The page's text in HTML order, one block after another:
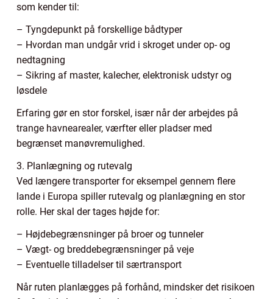
som kender til:
– Tyngdepunkt på forskellige bådtyper
– Hvordan man undgår vrid i skroget under op- og
nedtagning
– Sikring af master, kalecher, elektronisk udstyr og
løsdele
Erfaring gør en stor forskel, især når der arbejdes på
trange havnearealer, værfter eller pladser med
begrænset manøvremulighed.
3. Planlægning og rutevalg
Ved længere transporter for eksempel gennem flere
lande i Europa spiller rutevalg og planlægning en stor
rolle. Her skal der tages højde for:
– Højdebegrænsninger på broer og tunneler
– Vægt- og breddebegrænsninger på veje
– Eventuelle tilladelser til særtransport
Når ruten planlægges på forhånd, mindsker det risikoen